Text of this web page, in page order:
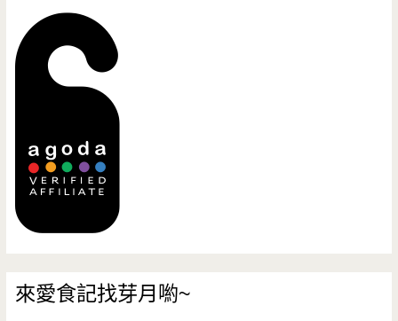
來愛食記找芽月喲~